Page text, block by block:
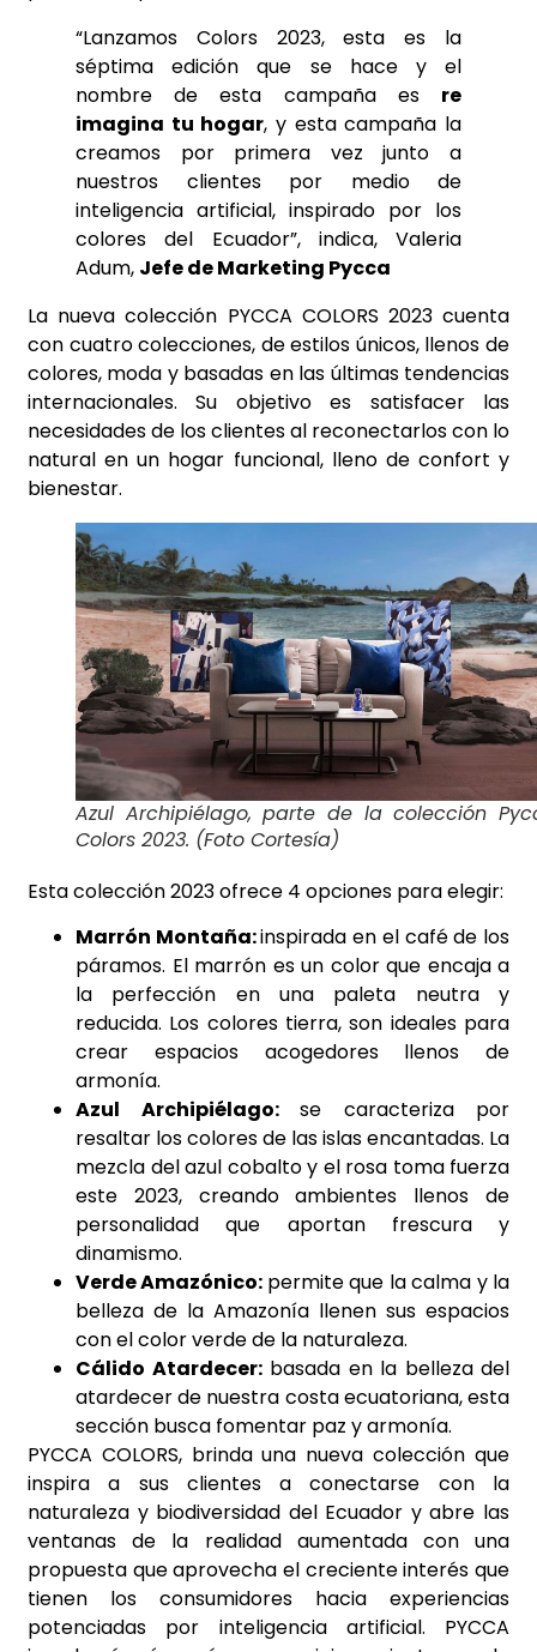
“Lanzamos Colors 2023, esta es la
séptima edición que se hace y el
nombre de esta campaña es re
imagina tu hogar, y esta campaña la
creamos por primera vez junto a
nuestros clientes por medio de
inteligencia artificial, inspirado por los
colores del Ecuador”, indica, Valeria
Adum, Jefe de Marketing Pycca
La nueva colección PYCCA COLORS 2023 cuenta
con cuatro colecciones, de estilos únicos, llenos de
colores, moda y basadas en las últimas tendencias
internacionales. Su objetivo es satisfacer las
necesidades de los clientes al reconectarlos con lo
natural en un hogar funcional, lleno de confort y
bienestar.
Azul Archipiélago, parte de la colección
Colors 2023. (Foto Cortesía)
Esta colección 2023 ofrece 4 opciones para elegir:
Marrón Montaña:inspirada en el café de los
páramos. El marrón es un color que encaja a
la perfección en una paleta neutra y
reducida. Los colores tierra, son ideales para
crear espacios acogedores llenos de
armonía.
Azul Archipiélago: se caracteriza por
resaltar los colores de las islas encantadas. La
mezcla del azul cobalto y el rosa toma fuerza
este 2023, creando ambientes llenos de
personalidad que aportan frescura y
dinamismo.
Verde Amazónico: permite que la calma y la
belleza de la Amazonía llenen sus espacios
con el color verde de la naturaleza.
Cálido Atardecer:basada en la belleza del
atardecer de nuestra costa ecuatoriana, esta
sección busca fomentar paz y armonía.
PYCCA COLORS, brinda una nueva colección que
inspira a sus clientes a conectarse con la
naturaleza y biodiversidad del Ecuador y abre las
ventanas de la realidad aumentada con una
propuesta que aprovecha el creciente interés que
tienen los consumidores hacia experiencias
potenciadas por inteligencia artificial. PYCCA